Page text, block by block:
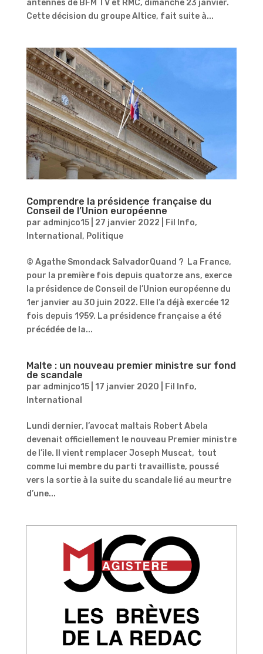
antennes de BFM TV et RMC, dimanche 23 janvier.
Cette décision du groupe Altice, fait suite à...
Comprendre la présidence française du
Conseil de l’Union européenne
par adminjco15| 27 janvier 2022 Fil Info,
International , Politique
© Agathe Smondack SalvadorQuand ? La France,
pour la première fois depuis quatorze ans, exerce
la présidence de Conseil de l’Union européenne du
1er janvier au 30 juin 2022. Elle l’a déjà exercée 12
fois depuis 1959. La présidence française a été
précédée de la...
Malte : un nouveau premier ministre sur fond
de scandale
par adminjco15| 17 janvier 2020 Fil Info,
International
Lundi dernier, l’avocat maltais Robert Abela
devenait officiellement le nouveau Premier ministre
de l’ile. Il vient remplacer Joseph Muscat, tout
comme lui membre du parti travailliste, poussé
vers la sortie à la suite du scandale lié au meurtre
d’une...